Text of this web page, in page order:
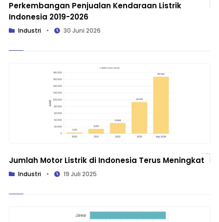
Perkembangan Penjualan Kendaraan Listrik
Indonesia 2019-2026
Industri • 30 Juni 2026
Jumlah Motor Listrik di Indonesia Terus Meningkat
Industri • 19 Juli 2025